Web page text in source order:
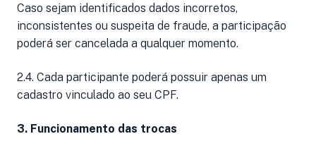
Caso sejam identificados dados incorretos,
inconsistentes ou suspeita de fraude, a participação
poderá ser cancelada a qualquer momento.
2.4. Cada participante poderá possuir apenas um
cadastro vinculado ao seu CPF.
3. Funcionamento das trocas